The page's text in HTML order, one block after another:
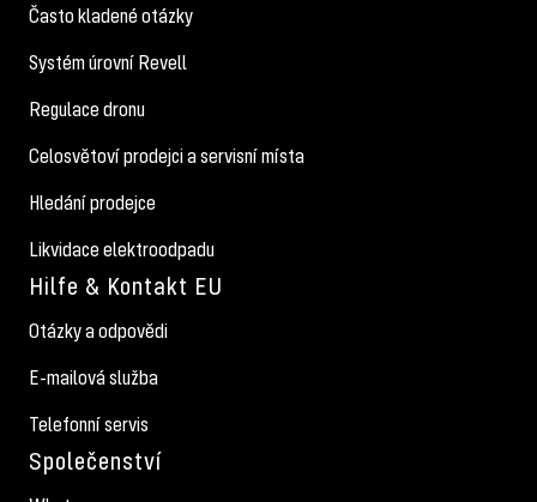
Často kladené otázky
Systém úrovní Revell
Regulace dronu
Celosvětoví prodejci a servisní místa
Hledání prodejce
Likvidace elektroodpadu
Hilfe & Kontakt EU
Otázky a odpovědi
E-mailová služba
Telefonní servis
Společenství